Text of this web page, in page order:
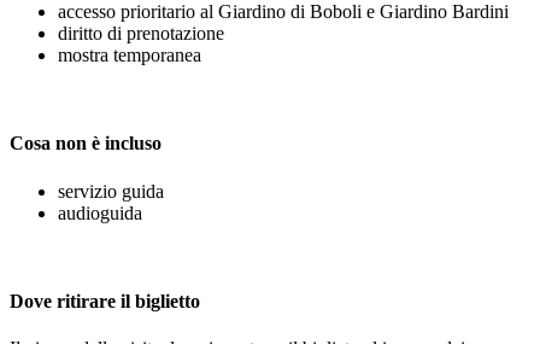
accesso prioritario al Giardino di Boboli e Giardino Bardini
diritto di prenotazione
mostra temporanea
Cosa non è incluso
servizio guida
audioguida
Dove ritirare il biglietto